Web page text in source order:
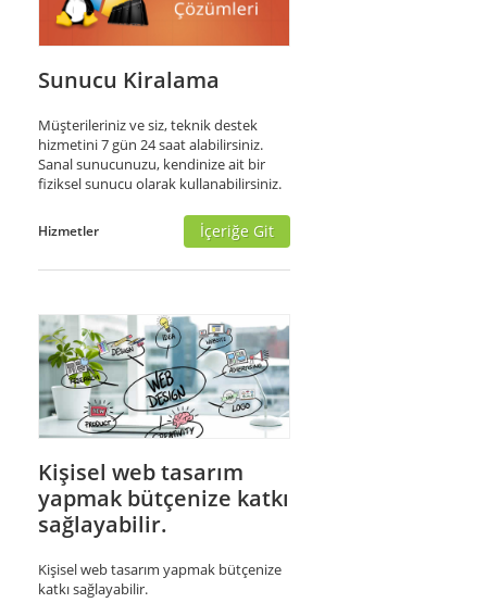
Sunucu Kiralama
Müşterileriniz ve siz, teknik destek
hizmetini 7 gün 24 saat alabilirsiniz.
Sanal sunucunuzu, kendinize ait bir
fiziksel sunucu olarak kullanabilirsiniz.
Hizmetler İçeriğe Git
Kişisel web tasarım
yapmak bütçenize katkı
sağlayabilir.
Kişisel web tasarım yapmak bütçenize
katkı sağlayabilir.